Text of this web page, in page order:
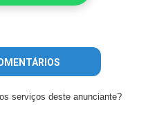
serviços deste anunciante?